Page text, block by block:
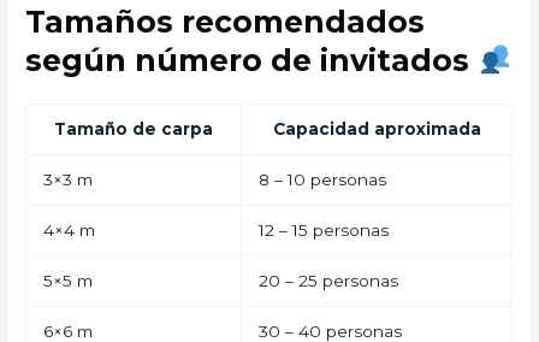
Tamaños recomendados
según número de invitados
Tamaño de carpa Capacidad aproximada
3×3 m 8 – 10 personas
4×4 m 12 – 15 personas
5×5 m 20 – 25 personas
6×6 m 30 – 40 personas